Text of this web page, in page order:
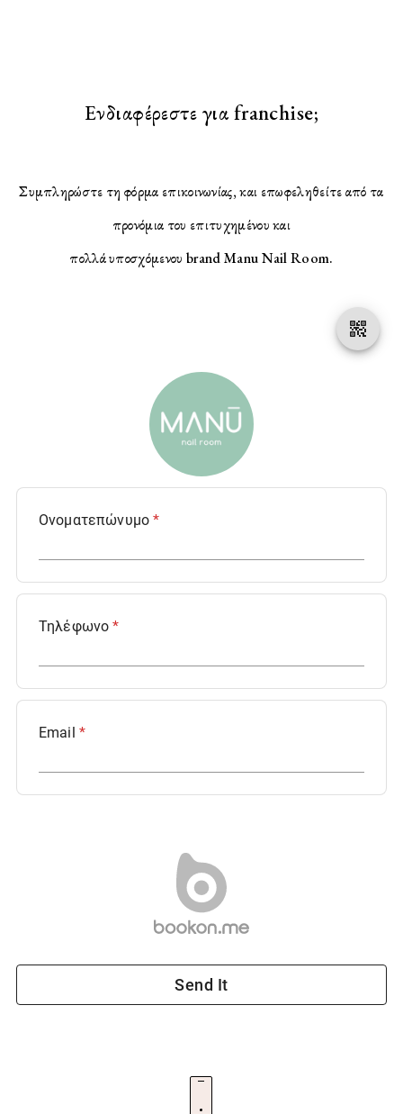
Ενδιαφέρεστε για franchise;
Συμπληρώστε τη φόρμα επικοινωνίας, και επωφεληθείτε από τα
προνόμια του επιτυχημένου και
πολλά υποσχόμενου brand Manu Nail Room.